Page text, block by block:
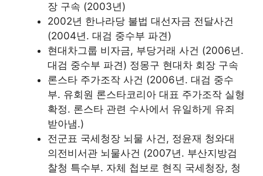
장 구속 (2003년)
2002년 한나라당 불법 대선자금 전달사건
(2004년. 대검 중수부 파견)
현대차그룹 비자금, 부당거래 사건 (2006년.
대검 중수부 파견) 정몽구 현대차 회장 구속
론스타 주가조작 사건 (2006년. 대검 중수
부. 유회원 론스타코리아 대표 주가조작 실형
확정. 론스타 관련 수사에서 유일하게 유죄
받아냄.)
전군표 국세청장 뇌물 사건, 정윤재 청와대
의전비서관 뇌물사건 (2007년. 부산지방검
찰청 특수부. 자체 첩보로 현직 국세청장, 청